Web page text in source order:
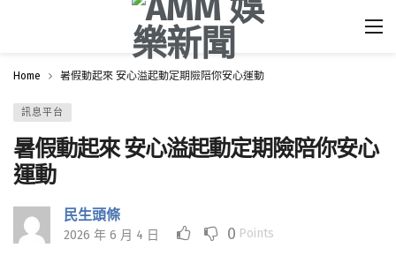
Home 暑假動起來 安心溢起動定期險陪你安心運動
訊息平台
暑假動起來 安心溢起動定期險陪你安心
運動
民生頭條
2026 年 6 月 4 日 0 Points